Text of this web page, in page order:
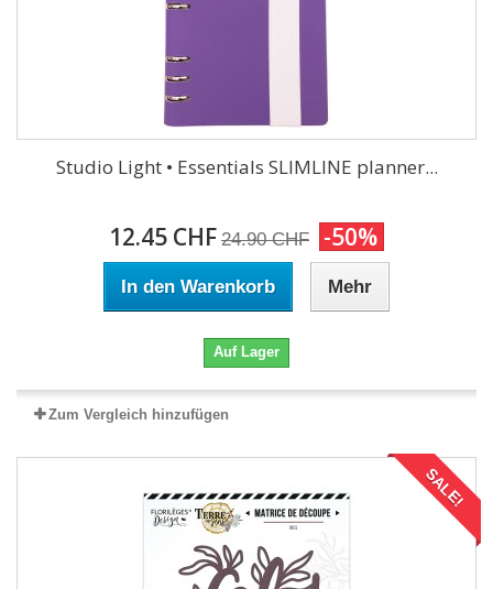
Studio Light • Essentials SLIMLINE planner...
12.45 CHF 24.90 CHF -50%
In den Warenkorb Mehr
Auf Lager
Zum Vergleich hinzufügen
SALE!